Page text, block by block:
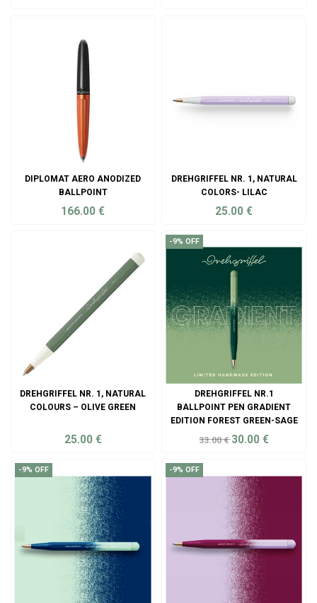
DIPLOMAT AERO ANODIZED
BALLPOINT
166.00€
DREHGRIFFEL NR. 1, NATURAL
COLORS- LILAC
25.00€
DREHGRIFFEL NR. 1, NATURAL
COLOURS – OLIVE GREEN
25.00 €
DREHGRIFFEL NR.1
BALLPOINT PEN GRADIENT
EDITION FOREST GREEN-SAGE
-9% OFF
33.00€ 30.00€
-9% OFF -9% OFF